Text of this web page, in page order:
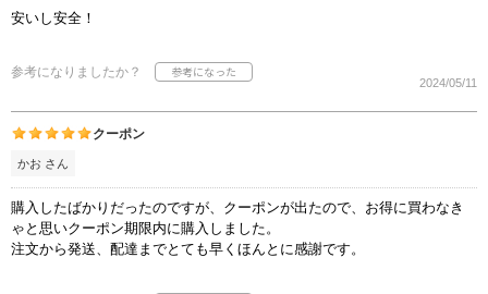
安いし安全！
参考になりましたか？
2024/05/11
クーポン
かお さん
購入したばかりだったのですが、クーポンが出たので、お得に買わなき
ゃと思いクーポン期限内に購入しました。
注文から発送、配達までとても早くほんとに感謝です。